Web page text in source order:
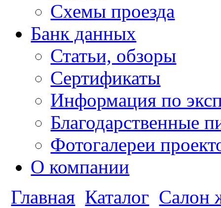
Схемы проезда
Банк данных
Статьи, обзоры
Сертификаты
Информация по
Благодарственные
Фотогалереи
О компании
Главная Каталог Салон